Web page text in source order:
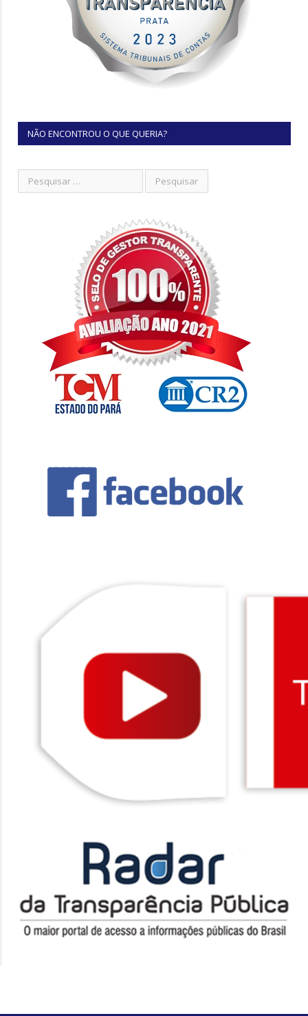
NÃO ENCONTROU O QUE QUERIA?